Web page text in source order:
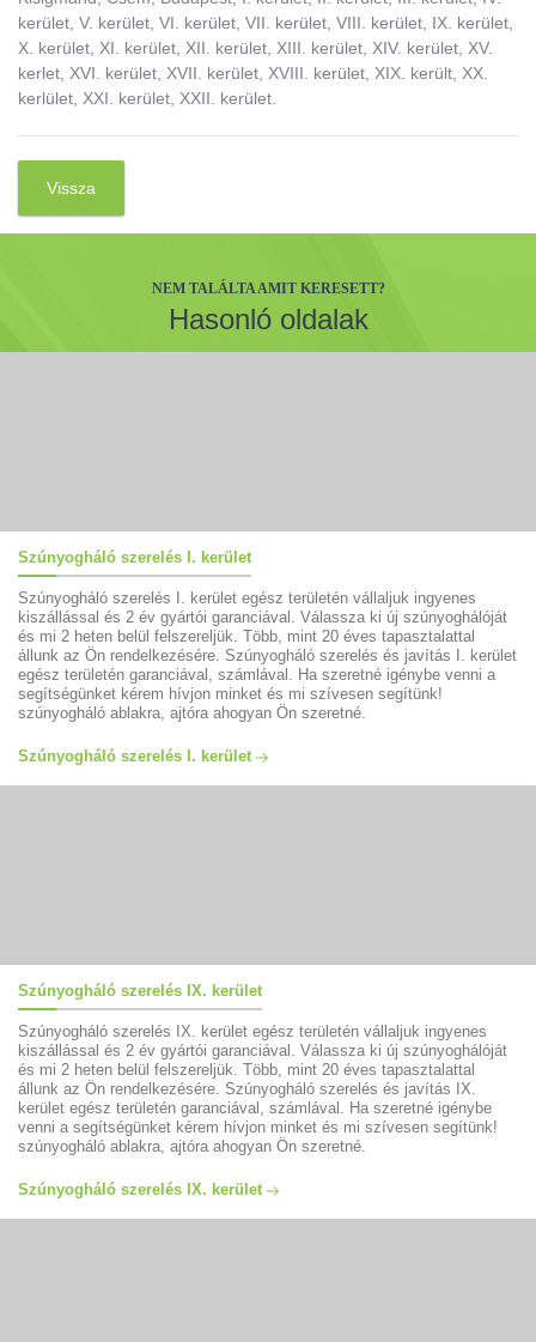
kerület, V. kerület, VI. kerület, VII. kerület, VIII. kerület, IX. kerület,
X. kerület, XI. kerület, XII. kerület, XIII. kerület, XIV. kerület, XV.
kerlet, XVI. kerület, XVII. kerület, XVIII. kerület, XIX. került, XX.
kerlület, XXI. kerület, XXII. kerület.
Vissza
NEM TALÁLTA AMIT KERESETT?
Hasonló oldalak
Szúnyogháló szerelés I. kerület
Szúnyogháló szerelés I. kerület egész területén vállaljuk ingyenes
kiszállással és 2 év gyártói garanciával. Válassza ki új szúnyoghálóját
és mi 2 heten belül felszereljük. Több, mint 20 éves tapasztalattal
állunk az Ön rendelkezésére. Szúnyogháló szerelés és javítás I. kerület
egész területén garanciával, számlával. Ha szeretné igénybe venni a
segítségünket kérem hívjon minket és mi szívesen segítünk!
szúnyogháló ablakra, ajtóra ahogyan Ön szeretné.
Szúnyogháló szerelés I. kerület
Szúnyogháló szerelés IX. kerület
Szúnyogháló szerelés IX. kerület egész területén vállaljuk ingyenes
kiszállással és 2 év gyártói garanciával. Válassza ki új szúnyoghálóját
és mi 2 heten belül felszereljük. Több, mint 20 éves tapasztalattal
állunk az Ön rendelkezésére. Szúnyogháló szerelés és javítás IX.
kerület egész területén garanciával, számlával. Ha szeretné igénybe
venni a segítségünket kérem hívjon minket és mi szívesen segítünk!
szúnyogháló ablakra, ajtóra ahogyan Ön szeretné.
Szúnyogháló szerelés IX. kerület